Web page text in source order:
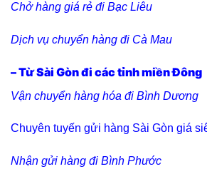
Chở hàng giá rẻ đi Bạc Liêu
Dịch vụ chuyển hàng đi Cà Mau
– Từ Sài Gòn đi các tỉnh miền Đông
Vận chuyển hàng hóa đi Bình Dương
Chuyên tuyến gửi hàng Sài Gòn giá
Nhận gửi hàng đi Bình Phước